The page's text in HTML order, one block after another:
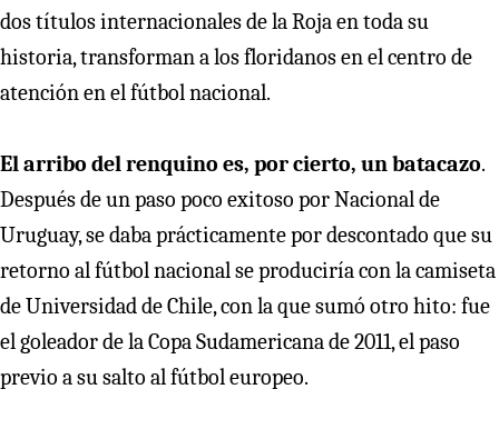
dos títulos internacionales de la Roja en toda su
historia, transforman a los floridanos en el centro de
atención en el fútbol nacional.
El arribo del renquino es, por cierto, un batacazo.
Después de un paso poco exitoso por Nacional de
Uruguay, se daba prácticamente por descontado que su
retorno al fútbol nacional se produciría con la camiseta
de Universidad de Chile, con la que sumó otro hito: fue
el goleador de la Copa Sudamericana de 2011, el paso
previo a su salto al fútbol europeo.